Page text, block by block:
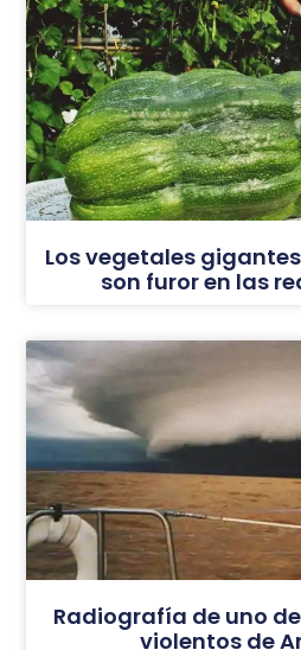
Los vegetales
son furor en las
Radiografía de uno
violentos de